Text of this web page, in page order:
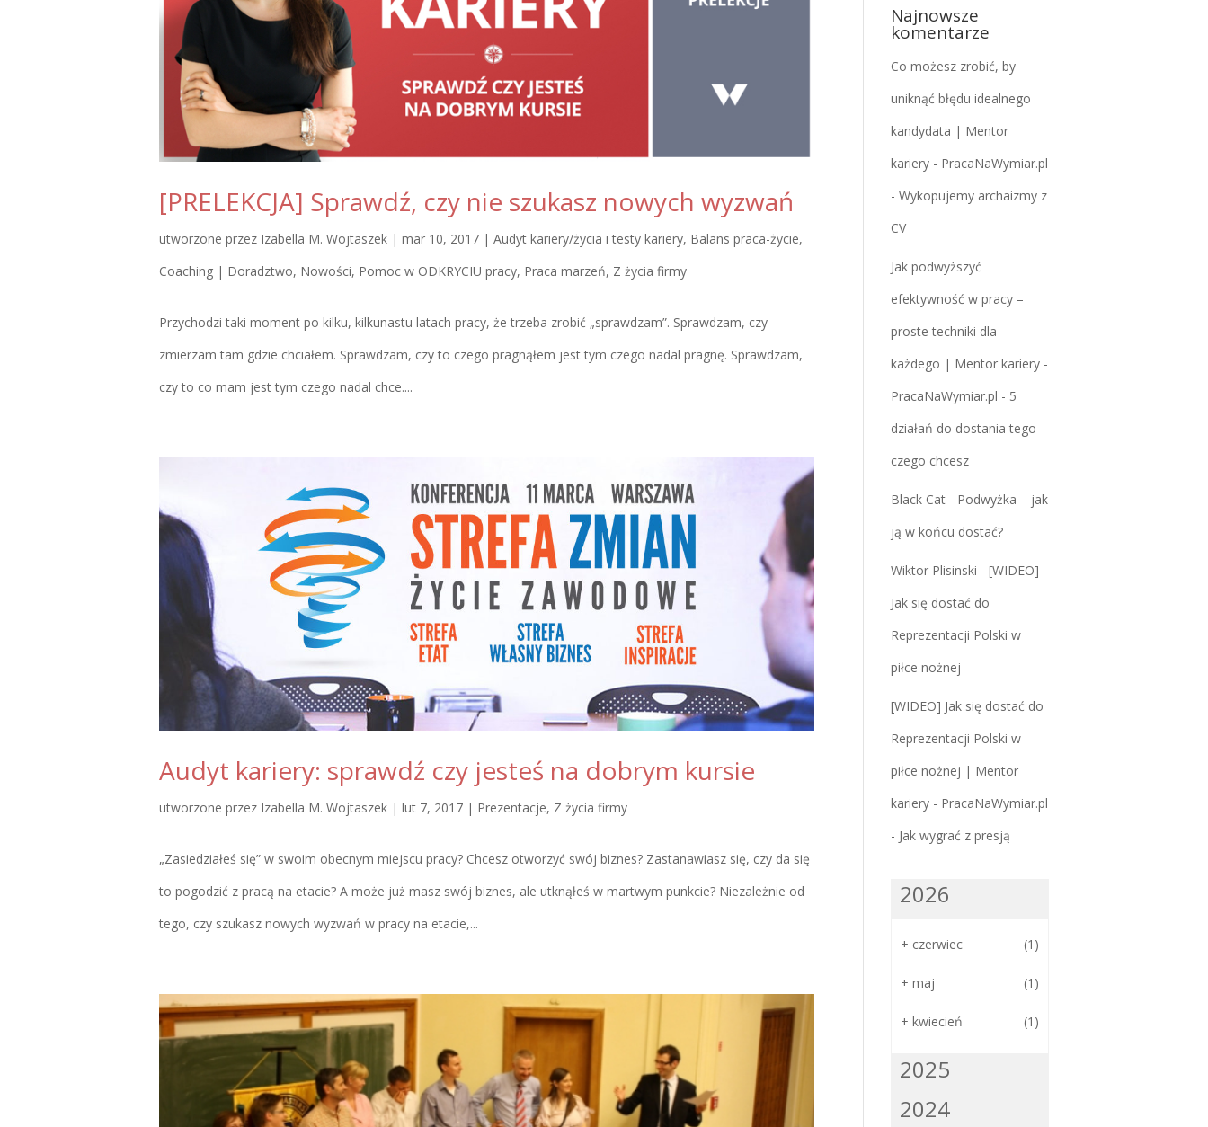
[PRELEKCJA] Sprawdź, czy nie szukasz nowych wyzwań
utworzone przez Izabella M. Wojtaszek| mar 10, 2017| Audyt kariery/życia i testy kariery, Balans praca-życie,
Coaching | Doradztwo, Nowości, Pomoc w ODKRYCIU pracy, Praca marzeń, Z życia firmy
Przychodzi taki moment po kilku, kilkunastu latach pracy, że trzeba zrobić „sprawdzam”. Sprawdzam, czy
zmierzam tam gdzie chciałem. Sprawdzam, czy to czego pragnąłem jest tym czego nadal pragnę. Sprawdzam,
czy to co mam jest tym czego nadal chce....
Audyt kariery: sprawdź czy jesteś na dobrym kursie
utworzone przez Izabella M. Wojtaszek| lut 7, 2017| Prezentacje, Z życia firmy
„Zasiedziałeś się” w swoim obecnym miejscu pracy? Chcesz otworzyć swój biznes? Zastanawiasz się, czy da się
to pogodzić z pracą na etacie? A może już masz swój biznes, ale utknąłeś w martwym punkcie? Niezależnie od
tego, czy szukasz nowych wyzwań w pracy na etacie,...
Najnowsze
komentarze
Co możesz zrobić, by
uniknąć błędu idealnego
kandydata | Mentor
kariery - PracaNaWymiar.pl
- Wykopujemy archaizmy z
CV
Jak podwyższyć
efektywność w pracy –
proste techniki dla
każdego | Mentor kariery -
PracaNaWymiar.pl - 5
działań do dostania tego
czego chcesz
Black Cat- Podwyżka – jak
ją w końcu dostać?
Wiktor Plisinski - [WIDEO]
Jak się dostać do
Reprezentacji Polski w
piłce nożnej
[WIDEO] Jak się dostać do
Reprezentacji Polski w
piłce nożnej | Mentor
kariery - PracaNaWymiar.pl
- Jak wygrać z presją
2026
+ czerwiec (1)
+ maj (1)
+ kwiecień (1)
2025
2024